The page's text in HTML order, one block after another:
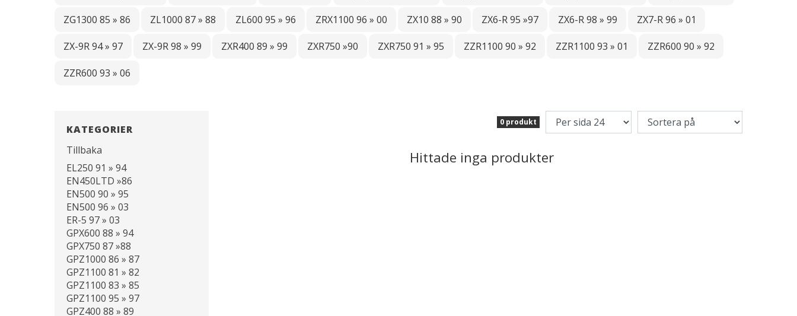
ZG1300 85 » 86 ZL1000 87 » 88 ZL600 95 » 96 ZRX1100 96 » 00 ZX10 88 » 90 ZX6-R 95 »97 ZX6-R 98 » 99 ZX7-R 96 » 01
ZX-9R 94 » 97 ZX-9R 98 » 99 ZXR400 89 » 99 ZXR750 »90 ZXR750 91 » 95 ZZR1100 90 » 92 ZZR1100 93 » 01 ZZR600 90 » 92
ZZR600 93 » 06
KATEGORIER
Tillbaka
EL250 91 » 94
EN450LTD »86
EN500 90 » 95
EN500 96 » 03
ER-5 97 » 03
GPX600 88 » 94
GPX750 87 »88
GPZ1000 86 » 87
GPZ1100 81 » 82
GPZ1100 83 » 85
GPZ1100 95 » 97
GPZ400 88 » 89
0 produkt
Hittade inga produkter